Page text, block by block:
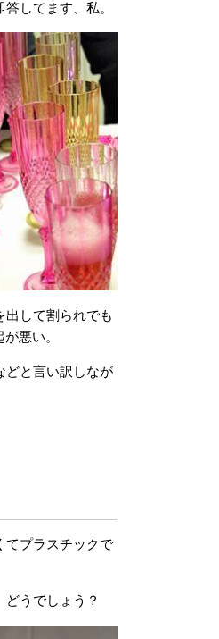
答してます、私。
して割られでも
悪い。
どと言い訳しなが
てプラスチックで
うでしょう？